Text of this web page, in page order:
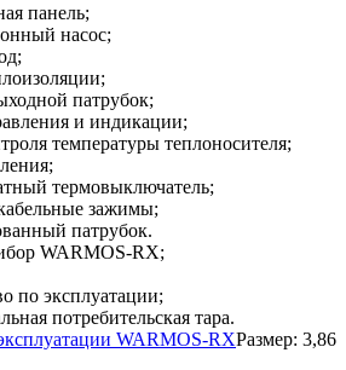
панель;
насос;
патрубок;
и индикации;
температуры теплоносителя;
термовыключатель;
зажимы;
патрубок.
WARMOS-RX;
по эксплуатации;
потребительская тара.
WARMOS-RXРазмер: 3,86